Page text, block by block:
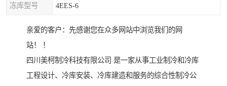
冻库型号 4EES-6
亲爱的客户：先感谢您在众多网站中浏览我们的网
站！ ！
四川美柯制冷科技有限公司 是一家从事工业制冷和冷库
工程设计、冷库安装、冷库建造和服务的综合性制冷公